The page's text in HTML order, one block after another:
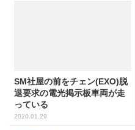
SM社屋の前をチェン(EXO)脱
退要求の電光掲示板車両が走
っている
2020.01.29